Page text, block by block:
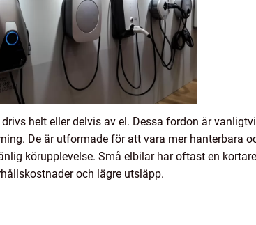
helt eller delvis av el. Dessa fordon är
De är utformade för att vara mer hanterbara
körupplevelse. Små elbilar har oftast en
och lägre utsläpp.